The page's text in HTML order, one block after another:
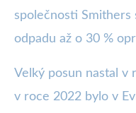
společnosti Smithers
odpadu až o 30 %
Velký posun nastal v
v roce 2022 bylo v